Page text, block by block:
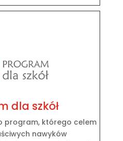
dla szkół
program, którego celem
nawyków